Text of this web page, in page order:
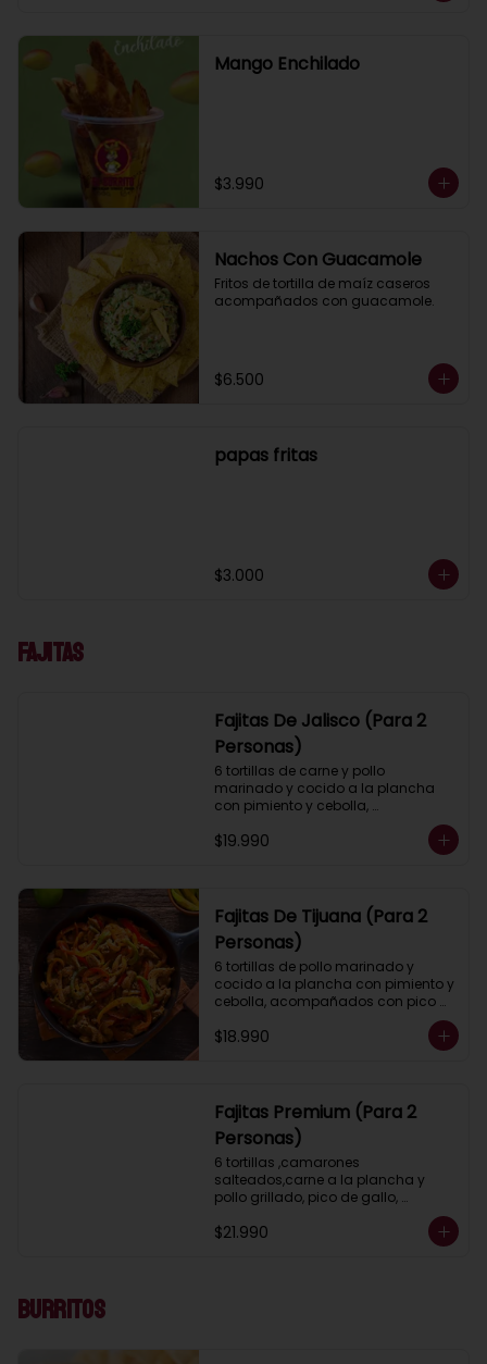
Mango Enchilado
$3.990
Nachos Con Guacamole
Fritos de tortilla de maíz caseros
acompañados con guacamole.
$6.500
papas fritas
$3.000
Fajitas
Fajitas De Jalisco (Para 2
Personas)
6 tortillas de carne y pollo
marinado y cocido a la plancha
con pimiento y cebolla,
acompañados con pico de gallo,
lechuga, guacamole, salsa ranch
$19.990
Fajitas De Tijuana (Para 2
Personas)
6 tortillas de pollo marinado y
cocido a la plancha con pimiento y
cebolla, acompañados con pico
salsa ranch (crema ácida), porotos
negros, arroz mexicano y 2 salsas a
$18.990
Fajitas Premium (Para 2
Personas)
6 tortillas ,camarones
salteados,carne a la plancha y
pollo grillado, pico de gallo,
guacamole, lechuga, salsa ranch
(crema ácida), porotos negros,
$21.990
Burritos